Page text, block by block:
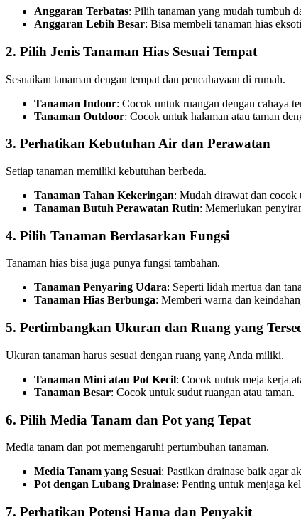
Anggaran Terbatas: Pilih tanaman yang mudah tumbuh
Anggaran Lebih Besar: Bisa membeli tanaman hias
2. Pilih Jenis Tanaman Hias Sesuai Tempat
Sesuaikan tanaman dengan tempat dan pencahayaan di rumah.
Tanaman Indoor: Cocok untuk ruangan dengan cahaya
Tanaman Outdoor: Cocok untuk halaman atau taman
3. Perhatikan Kebutuhan Air dan Perawatan
Setiap tanaman memiliki kebutuhan berbeda.
Tanaman Tahan Kekeringan: Mudah dirawat dan cocok
Tanaman Butuh Perawatan Rutin: Memerlukan
4. Pilih Tanaman Berdasarkan Fungsi
Tanaman hias bisa juga punya fungsi tambahan.
Tanaman Penyaring Udara: Seperti lidah mertua dan
Tanaman Hias Berbunga: Memberi warna dan
5. Pertimbangkan Ukuran dan Ruang yang
Ukuran tanaman harus sesuai dengan ruang yang Anda miliki.
Tanaman Mini atau Pot Kecil: Cocok untuk meja kerja
Tanaman Besar: Cocok untuk sudut ruangan atau taman.
6. Pilih Media Tanam dan Pot yang Tepat
Media tanam dan pot memengaruhi pertumbuhan tanaman.
Media Tanam yang Sesuai: Pastikan drainase baik agar
Pot dengan Lubang Drainase: Penting untuk menjaga
7. Perhatikan Potensi Hama dan Penyakit